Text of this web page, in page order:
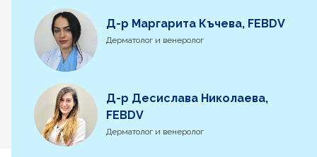
Д-р Маргарита Къчева, FEBDV
Дерматолог и венеролог
Д-р Десислава Николаева,
FEBDV
Дерматолог и венеролог